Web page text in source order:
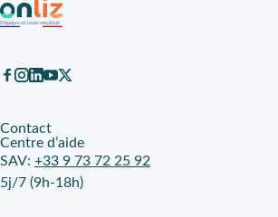
Contact
Centre d’aide
SAV: +33 9 73 72 25 92
5j/7 (9h-18h)